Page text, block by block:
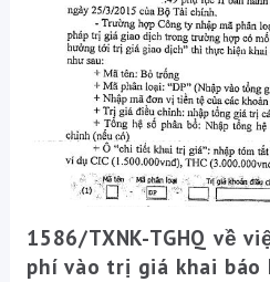
1586/TXNK-TGHQ về
phí vào trị giá khai báo